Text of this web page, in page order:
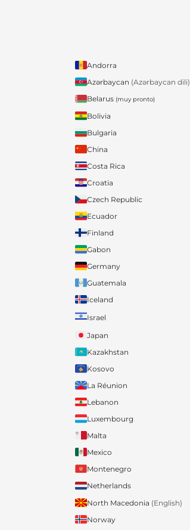
Andorra
Azərbaycan (Azərbaycan dili)
Belarus (muy pronto)
Bolivia
Bulgaria
China
Costa Rica
Croatia
Czech Republic
Ecuador
Finland
Gabon
Germany
Guatemala
Iceland
Israel
Japan
Kazakhstan
Kosovo
La Réunion
Lebanon
Luxembourg
Malta
Mexico
Montenegro
Netherlands
North Macedonia (English)
Norway